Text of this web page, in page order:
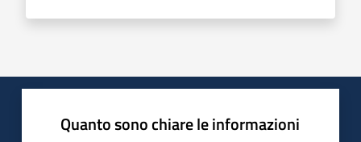
Quanto sono chiare le informazioni